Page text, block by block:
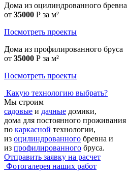
Дома из оцилиндрованного бревна
от 35000 Р за м²
Посмотреть проекты
Дома из профилированного бруса
от 35000 Р за м²
Посмотреть проекты
Какую технологию выбрать?
Мы строим
садовые и дачные домики,
дома для постоянного проживания
по каркасной технологии,
из оцилиндрованного бревна и
из профилированного бруса.
Отправить заявку на расчет
Фотогалерея наших работ